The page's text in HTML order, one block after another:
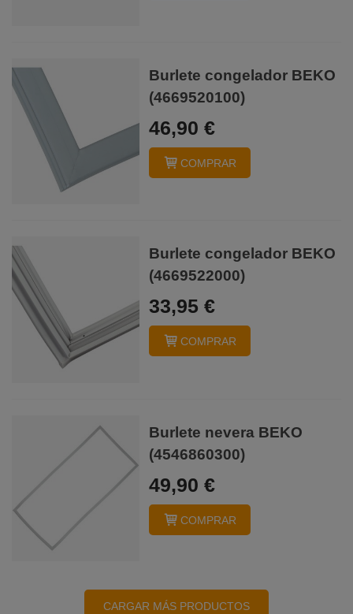
Burlete congelador BEKO
(4669520100)
46,90 €
COMPRAR
Burlete congelador BEKO
(4669522000)
33,95 €
COMPRAR
Burlete nevera BEKO
(4546860300)
49,90 €
COMPRAR
CARGAR MÁS PRODUCTOS